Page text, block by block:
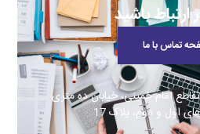
ارتباط باشید
تماس با ما
تقاطع امام خمینی، خیابان ده متری
اول و دوم، پلاک 17